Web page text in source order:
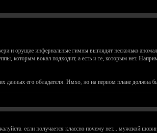
и орущие инфернальные гимны выглядят несколько
которым вокал подходит, а есть и те, которым нет.
его обладателя. Имхо, но на первом плане должна
если получается классно почему нет... мужской